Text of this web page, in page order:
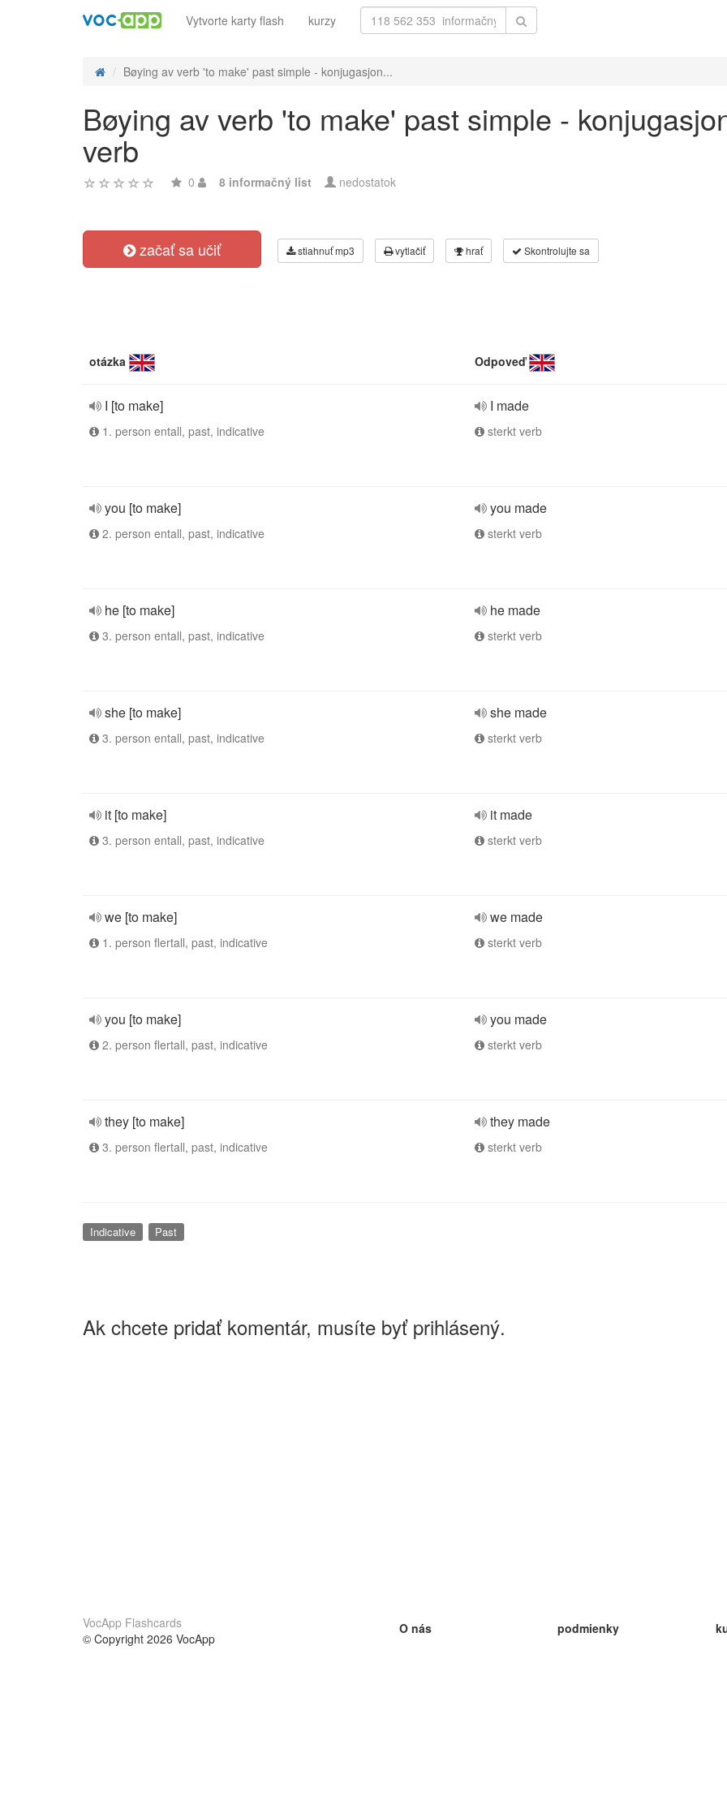
Vytvorte karty flash kurzy
Bøying av verb 'to make' past simple - konjugasjon...
Bøying av verb 'to make' past simple -
verb
0 8 informačný list nedostatok
začať sa učiť stiahnuť mp3 vytlačiť hrať Skontrolujte sa
otázka Odpoveď
I [to make]
1. person entall, past, indicative
I made
sterkt verb
you [to make]
2. person entall, past, indicative
you made
sterkt verb
he [to make]
3. person entall, past, indicative
he made
sterkt verb
she [to make]
3. person entall, past, indicative
she made
sterkt verb
it [to make]
3. person entall, past, indicative
it made
sterkt verb
we [to make]
1. person flertall, past, indicative
we made
sterkt verb
you [to make]
2. person flertall, past, indicative
you made
sterkt verb
they [to make]
3. person flertall, past, indicative
they made
sterkt verb
Indicative Past
Ak chcete pridať komentár, musíte byť prihlásený.
VocApp Flashcards
© Copyright 2026 VocApp
O nás
podmienky